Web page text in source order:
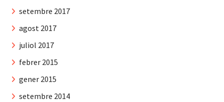
setembre 2017
agost 2017
juliol 2017
febrer 2015
gener 2015
setembre 2014